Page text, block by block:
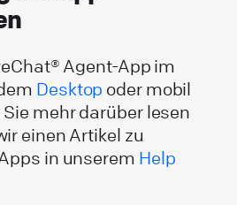
Agent-App im
Desktop oder mobil
mehr darüber lesen
einen Artikel zu
in unserem Help